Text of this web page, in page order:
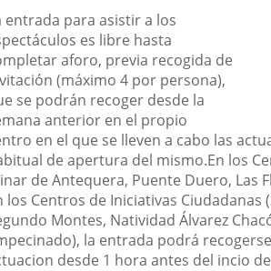
entrada para asistir a los
es libre hasta
aforo, previa recogida de
(máximo 4 por persona),
se podrán recoger desde la
anterior en el propio
en el que se lleven a cabo las
de apertura del mismo.En los
de Antequera, Puente Duero, Las
los Centros de Iniciativas Ciudadanas
Montes, Natividad Álvarez
la entrada podrá
desde 1 hora antes del incio